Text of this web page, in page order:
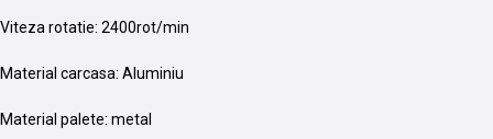
Viteza rotatie: 2400rot/min
Material carcasa: Aluminiu
Material palete: metal